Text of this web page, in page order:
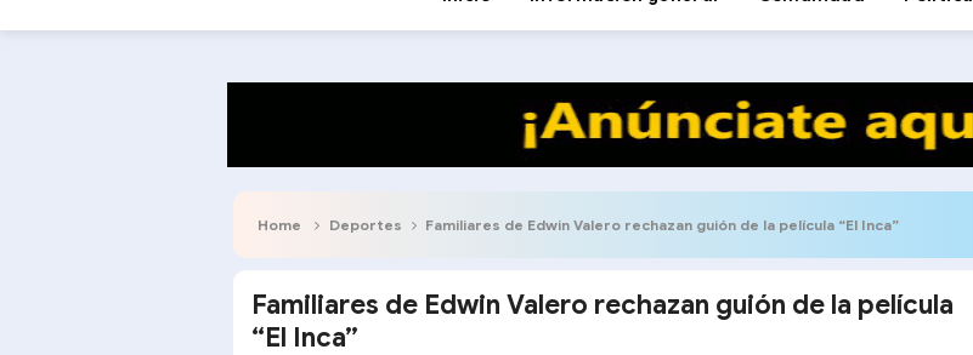
Home Deportes Familiares de Edwin Valero rechazan guión de la película “El Inca”
Familiares de Edwin Valero rechazan guión de la película
“El Inca”